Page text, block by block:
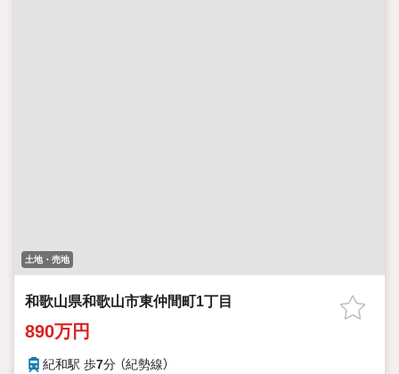
土地・売地
和歌山県和歌山市東仲間町1丁目
890万円
紀和駅 歩7分 （紀勢線）